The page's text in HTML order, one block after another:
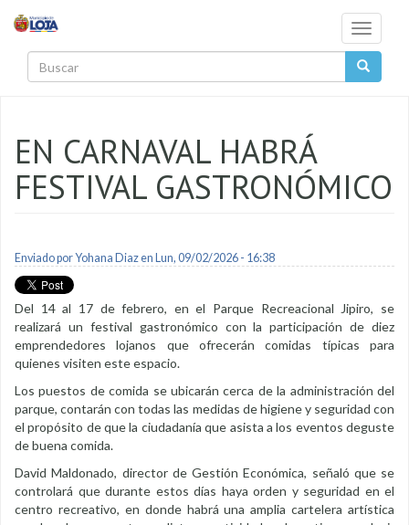
Toggle
EN CARNAVAL HABRÁ
FESTIVAL GASTRONÓMICO
Enviado porYohana Diazen Lun, 09/02/2026 - 16:38
Del 14 al 17 de febrero, en el Parque Recreacional Jipiro, se
realizará un festival gastronómico con la participación de diez
emprendedores lojanos que ofrecerán comidas típicas para
quienes visiten este espacio.
Los puestos de comida se ubicarán cerca de la administración del
parque, contarán con todas las medidas de higiene y seguridad con
el propósito de que la ciudadanía que asista a los eventos deguste
de buena comida.
David Maldonado, director de Gestión Económica, señaló que se
controlará que durante estos días haya orden y seguridad en el
centro recreativo, en donde habrá una amplia cartelera artística